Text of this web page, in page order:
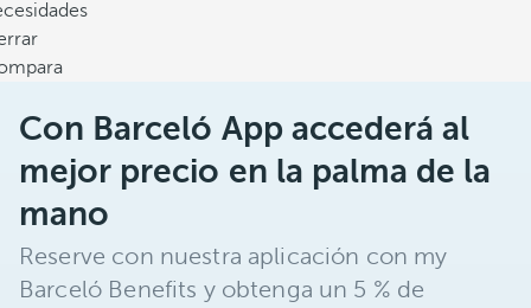
Con Barceló App accederá al
mejor precio en la palma de la
mano
Reserve con nuestra aplicación con my
Barceló Benefits y obtenga un 5 % de